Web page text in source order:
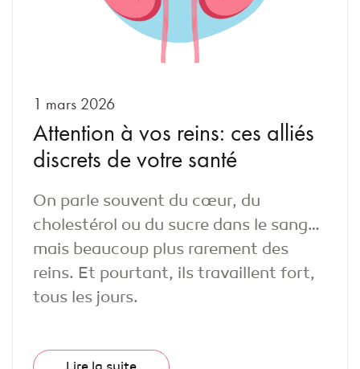
1 mars 2026
Attention à vos reins: ces alliés
discrets de votre santé
On parle souvent du cœur, du
cholestérol ou du sucre dans le sang…
mais beaucoup plus rarement des
reins. Et pourtant, ils travaillent fort,
tous les jours.